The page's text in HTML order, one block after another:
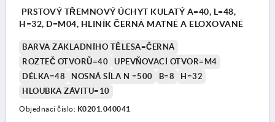
PRSTOVÝ TŘEMNOVÝ ÚCHYT KULATÝ A=40, L=48,
H=32, D=M04, HLINÍK ČERNÁ MATNÉ A ELOXOVANÉ
BARVA ZÁKLADNÍHO TĚLESA=ČERNÁ
ROZTEČ OTVORŮ=40
UPEVŇOVACÍ OTVOR=M4
DÉLKA=48
NOSNÁ SÍLA N =500 B=8
H=32
HLOUBKA ZÁVITU=10
Objednací číslo: K0201.040041